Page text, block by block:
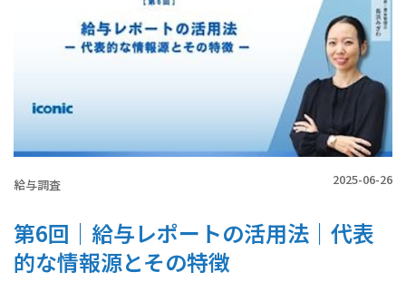
給与調査 2025-06-26
第6回｜給与レポートの活用法｜代表
的な情報源とその特徴